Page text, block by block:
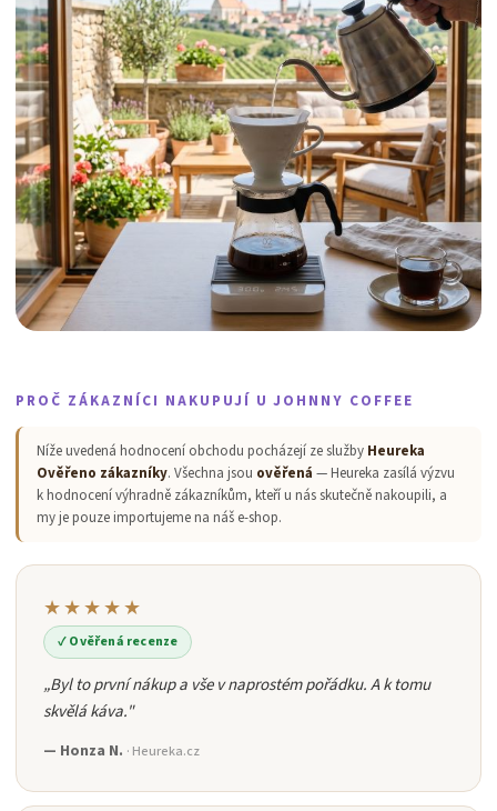
PROČ ZÁKAZNÍCI NAKUPUJÍ U JOHNNY COFFEE
Níže uvedená hodnocení obchodu pocházejí ze služby Heureka
Ověřeno zákazníky. Všechna jsou ověřená — Heureka zasílá výzvu
k hodnocení výhradně zákazníkům, kteří u nás skutečně nakoupili, a
my je pouze importujeme na náš e-shop.
★★★★★
✓ Ověřená recenze
„Byl to první nákup a vše v naprostém pořádku. A k tomu
skvělá káva."
— Honza N. · Heureka.cz